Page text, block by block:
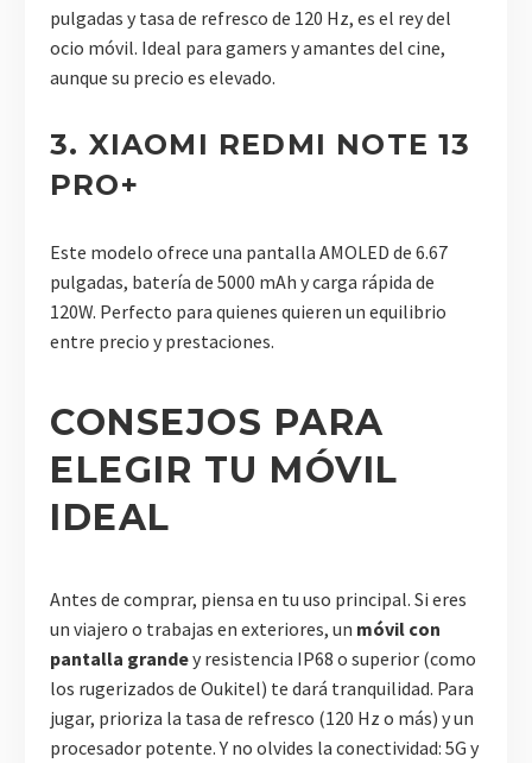
pulgadas y tasa de refresco de 120 Hz, es el rey del
ocio móvil. Ideal para gamers y amantes del cine,
aunque su precio es elevado.
3. XIAOMI REDMI NOTE 13
PRO+
Este modelo ofrece una pantalla AMOLED de 6.67
pulgadas, batería de 5000 mAh y carga rápida de
120W. Perfecto para quienes quieren un equilibrio
entre precio y prestaciones.
CONSEJOS PARA
ELEGIR TU MÓVIL
IDEAL
Antes de comprar, piensa en tu uso principal. Si eres
un viajero o trabajas en exteriores, un móvil con
pantalla grandey resistencia IP68 o superior (como
los rugerizados de Oukitel) te dará tranquilidad. Para
jugar, prioriza la tasa de refresco (120 Hz o más) y un
procesador potente. Y no olvides la conectividad: 5G y